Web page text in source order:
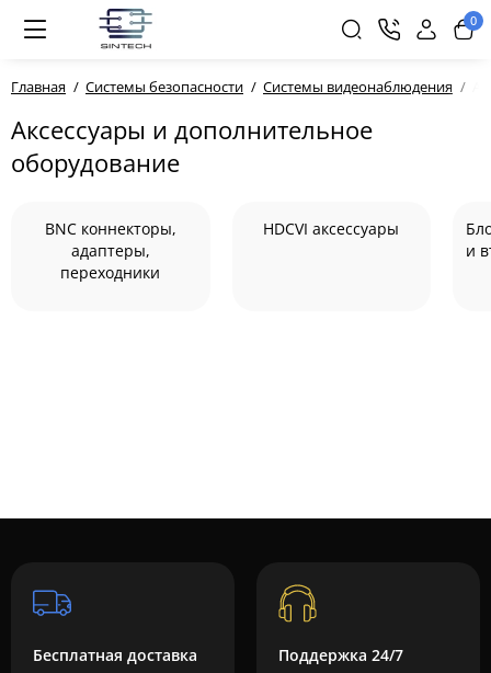
0
Главная Системы безопасности Системы видеонаблюдения
Аксессуары и дополнительное
оборудование
BNC коннекторы,
адаптеры,
переходники
HDCVI аксессуары
и
Бесплатная доставка Поддержка 24/7